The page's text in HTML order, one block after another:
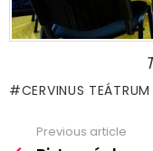
CERVINUS TEÁTRUM
Previous article